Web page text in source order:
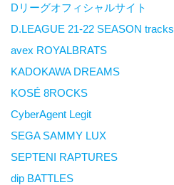
Dリーグオフィシャルサイト
D.LEAGUE 21-22 SEASON tracks
avex ROYALBRATS
KADOKAWA DREAMS
KOSÉ 8ROCKS
CyberAgent Legit
SEGA SAMMY LUX
SEPTENI RAPTURES
dip BATTLES